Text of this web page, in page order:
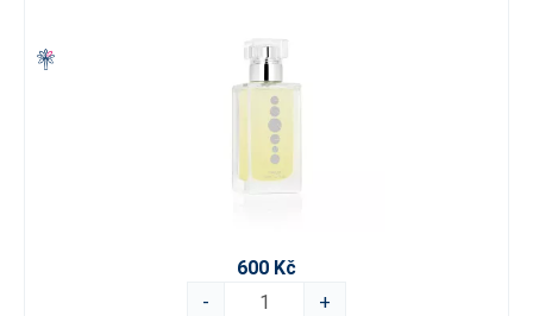
600 Kč
-
+